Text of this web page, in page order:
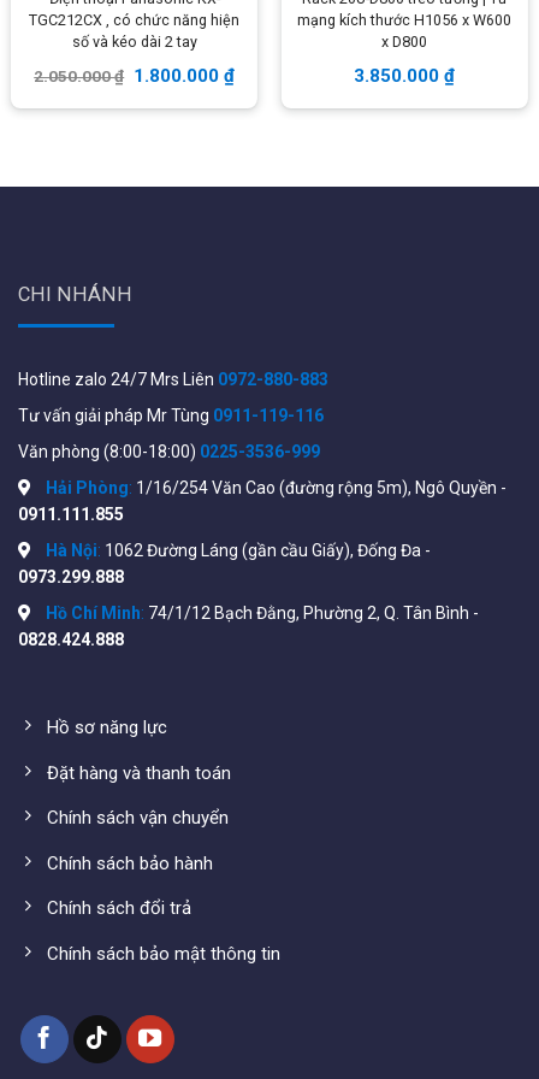
Sản xuất tại Trung Quốc.
Bảo hành: 12 tháng.
Thông số kỹ thuật chi tiết của sản phẩm xem tại:
Hình ảnh thực tế của HOLINK HL-HDMI-1F-
20T/R
TGC212CX , có chức năng hiện
số và kéo dài 2 tay
2.050.000₫ 1.800.000₫
mạng kích thước H1056 x W600
x D800
3.850.000₫
CHI NHÁNH
Hotline zalo 24/7 Mrs Liên 0972-880-883
Tư vấn giải pháp Mr Tùng 0911-119-116
Văn phòng (8:00-18:00) 0225-3536-999
Hải Phòng: 1/16/254 Văn Cao (đường rộng 5m), Ngô Quyền -
0911.111.855
Hà Nội: 1062 Đường Láng (gần cầu Giấy), Đống Đa -
0973.299.888
Hồ Chí Minh: 74/1/12 Bạch Đằng, Phường 2, Q. Tân Bình -
0828.424.888
Hồ sơ năng lực
Đặt hàng và thanh toán
Chính sách vận chuyển
Chính sách bảo hành
Chính sách đổi trả
Chính sách bảo mật thông tin